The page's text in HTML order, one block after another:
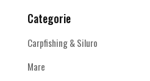
Categorie
Carpfishing & Siluro
Mare